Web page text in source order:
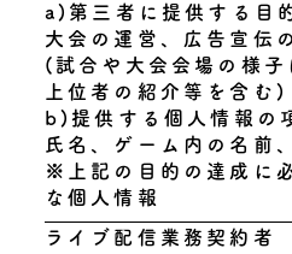
a)第三者に提供する目
大会の運営、広告宣伝
(試合や大会会場の様子
上位者の紹介等を含む)
b)提供する個人情報の
氏名、ゲーム内の名前
※上記の目的の達成に
な個人情報
ライブ配信業務契約者